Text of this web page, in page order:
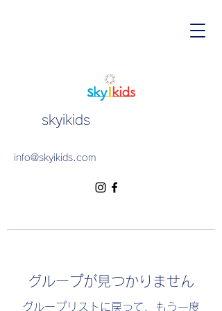
skyikids
info@skyikids.com
グループが見つかりません
グループリストに戻って、もう一度